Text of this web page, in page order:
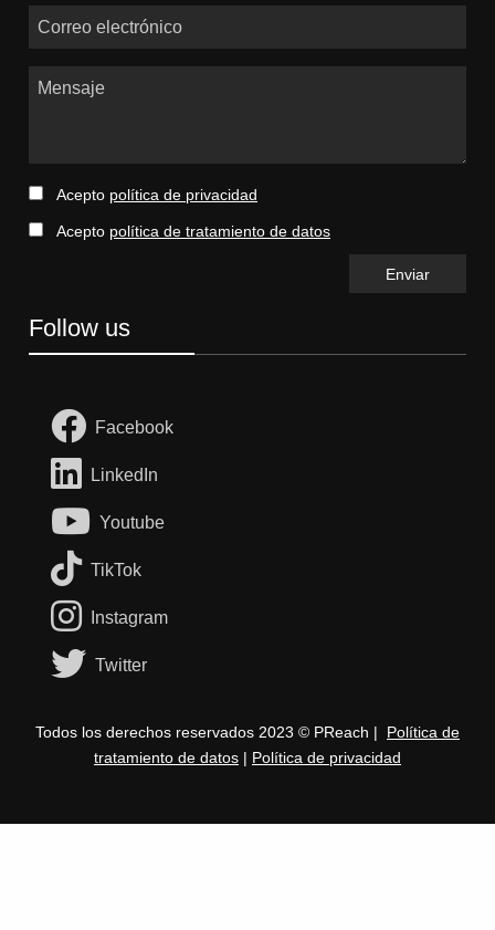
Correo electrónico
Mensaje
Acepto política de privacidad
Acepto política de tratamiento de datos
Follow us
Facebook
LinkedIn
Youtube
TikTok
Instagram
Twitter
Todos los derechos reservados 2023 © PReach | Política de
tratamiento de datos | Política de privacidad